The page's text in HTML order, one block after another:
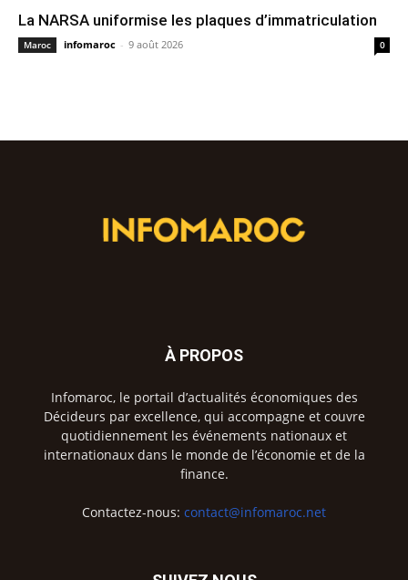
La NARSA uniformise les plaques d’immatriculation
Maroc infomaroc - 9 août 2026 0
À PROPOS
Infomaroc, le portail d’actualités économiques des
Décideurs par excellence, qui accompagne et couvre
quotidiennement les événements nationaux et
internationaux dans le monde de l’économie et de la
finance.
Contactez-nous: contact@infomaroc.net